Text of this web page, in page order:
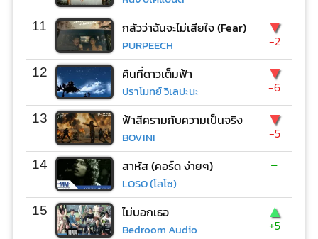
11 กลัวว่าฉันจะไม่เสียใจ (Fear)
PURPEECH
▼
-2
12 คืนที่ดาวเต็มฟ้า
ปราโมทย์ วิเลปะนะ
▼
-6
13 ฟ้าสีครามกับความเป็นจริง
BOVINI
▼
-5
14 สาหัส (คอร์ด ง่ายๆ)
LOSO (โลโซ)
-
15 ไม่บอกเธอ
Bedroom Audio
▲
+5